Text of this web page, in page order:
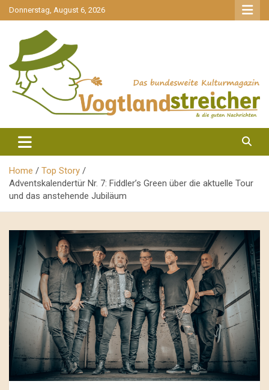
gehe
zum
Donnerstag, August 6, 2026
Vogtlandstreicher
Home
Top Story
Adventskalendertür Nr. 7: Fiddler’s Green über die aktuelle Tour
und das anstehende Jubiläum